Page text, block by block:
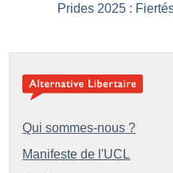
Prides 2025 :
Qui sommes-nous ?
Manifeste de l'UCL